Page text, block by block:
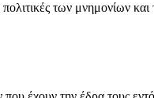
των μνημονίων και